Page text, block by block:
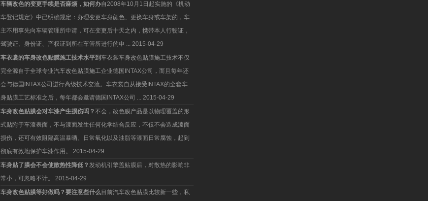
车辆改色的变更手续是否麻烦，如何办自2008年10月1日起实施的《机动
车登记规定》中已明确规定：办理变更车身颜色、更换车身或车架的，车
主不用事先向车辆管理所申请，可在变更后十天之内，携带本人行驶证，
驾驶证、身份证、产权证到所在车管所进行的申 ... 2015-04-29
车衣裳的车身改色贴膜施工技术水平到车衣裳车身改色贴膜施工技术不仅
完全源自于全球专业汽车改色贴膜施工企业德国INTAX公司，而且每年还
会与德国INTAX公司进行高级技术交流。车衣裳自从接受INTAX的全套车
身贴膜工艺标准之后，每年都会邀请德国INTAX公司 ... 2015-04-29
车身改色贴膜会对车漆产生损伤吗？不会，改色膜产品是以物理覆盖的形
式贴附于车漆表面，不与漆面发生任何化学结合反应，不仅不会造成漆面
损伤，还可有效阻隔高温暴晒、日常氧化以及油脂等漆面日常腐蚀，起到
彻底有效地保护车漆作用。
2015-04-29
车身贴了膜会不会使散热性降低？发动机引擎盖贴膜后，对散热的影响非
常小，可忽略不计。
2015-04-29
车身改色贴膜等好做吗？要注意些什么目前汽车改色贴膜比较新一些，私